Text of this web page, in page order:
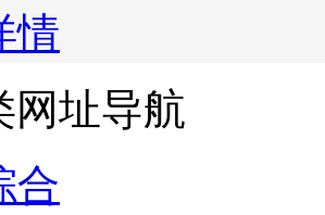
情
网址导航
合